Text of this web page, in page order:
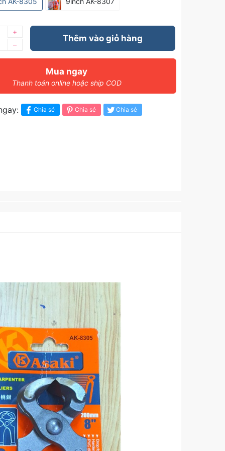
–
+
Thêm vào giỏ hàng
Mua ngay
Thanh toán online hoặc ship COD
Chia sẻ Chia sẻ Chia sẻ